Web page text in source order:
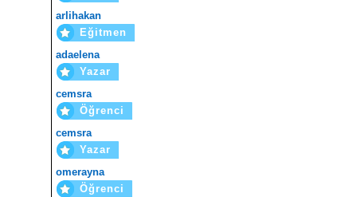
arlihakan
Eğitmen
adaelena
Yazar
cemsra
Öğrenci
cemsra
Yazar
omerayna
Öğrenci